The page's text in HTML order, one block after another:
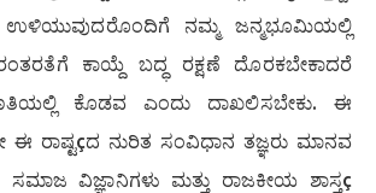
ಉಳಿಯುವುದರೊಂದಿಗೆ ನಮ್ಮ ಜನ್ಮಭೂಮಿಯಲ್ಲಿ
ಕಾಯ್ದೆ ಬದ್ಧ ರಕ್ಷಣೆ ದೊರಕಬೇಕಾದರೆ
ಕೊಡವ ಎಂದು ದಾಖಲಿಸಬೇಕು. ಈ
ರಾಷ್ಟçದ ನುರಿತ ಸಂವಿಧಾನ ತಜ್ಞರು ಮಾನವ
ಸಮಾಜ ವಿಜ್ಞಾನಿಗಳು ಮತ್ತು ರಾಜಕೀಯ ಶಾಸ್ತç